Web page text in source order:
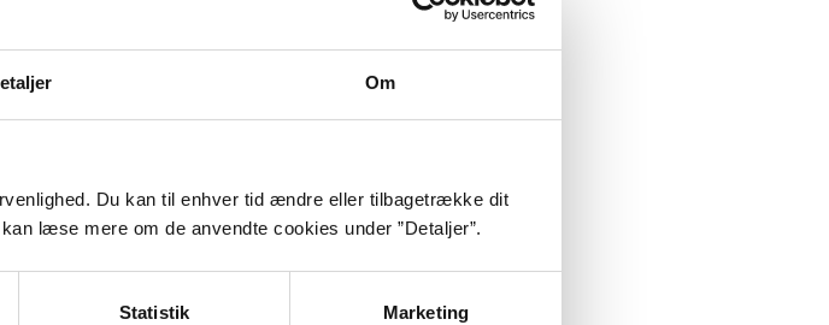
Om
Du kan til enhver tid ændre eller tilbagetrække dit
læse mere om de anvendte cookies under ”Detaljer”.
Statistik Marketing